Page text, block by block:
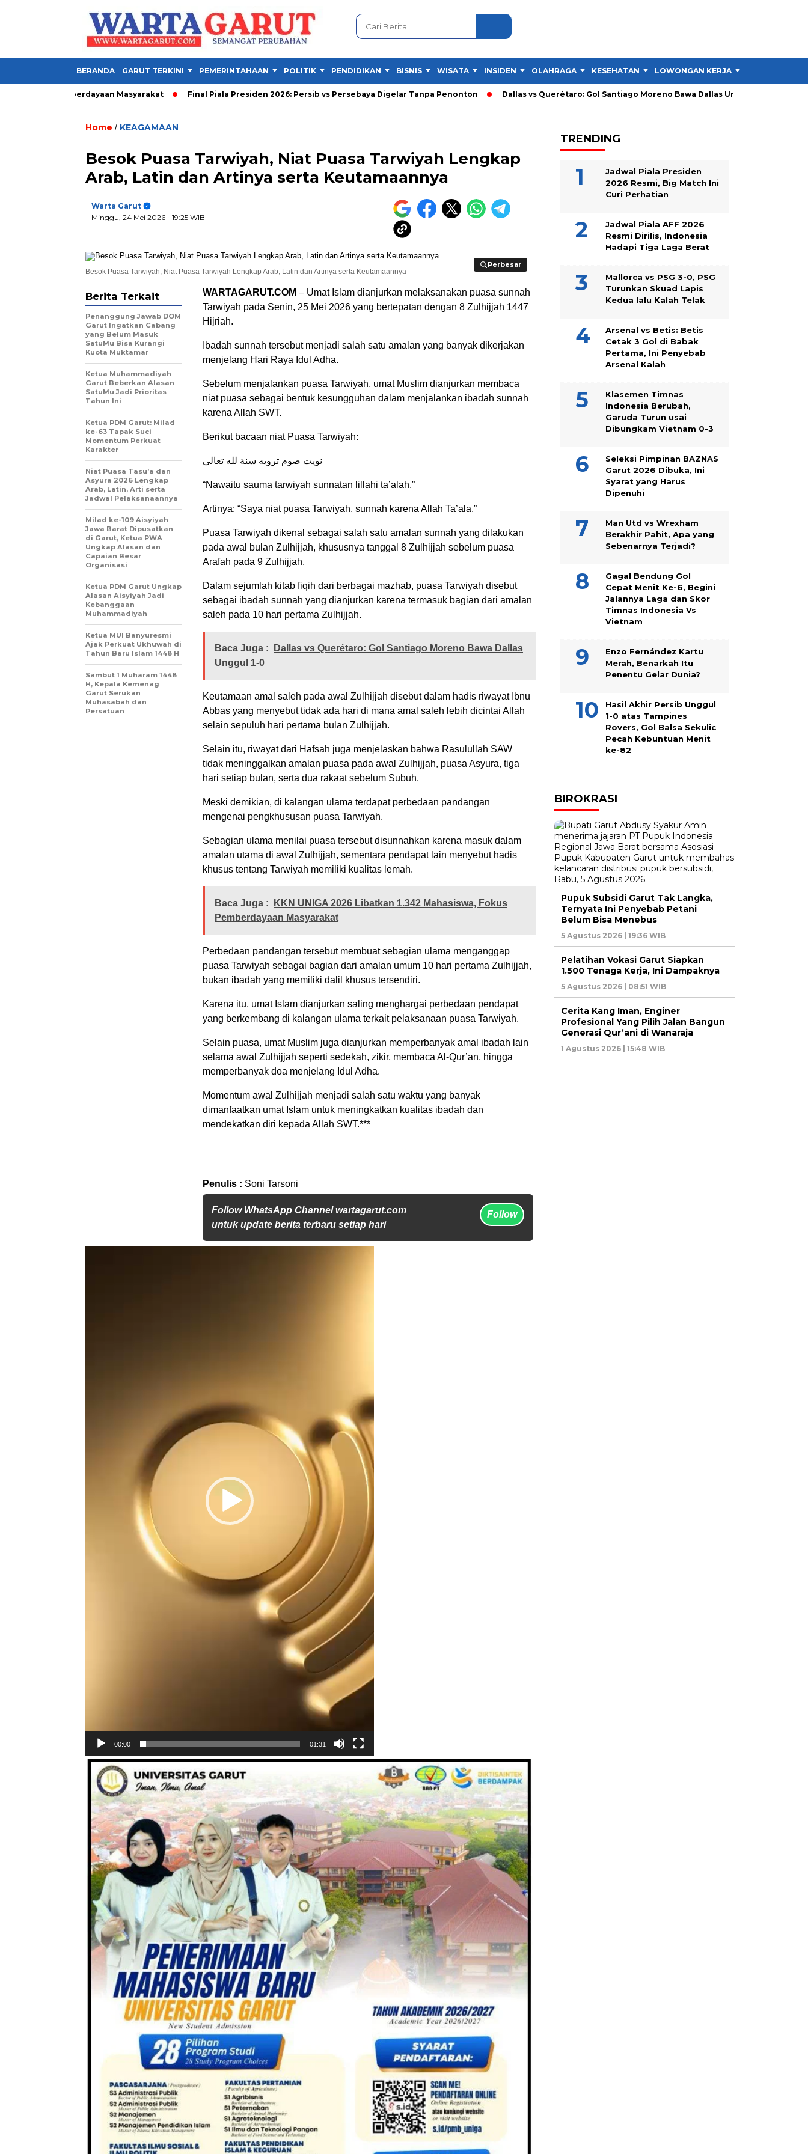
BERANDA GARUT TERKINI PEMERINTAHAAN POLITIK PENDIDIKAN BISNIS WISATA INSIDEN OLAHRAGA KESEHATAN LOWONGAN KERJA
Pemberdayaan Masyarakat Final Piala Presiden 2026: Persib vs Persebaya Digelar Tanpa Penonton Dallas vs Querétaro: Gol Santiago Moreno Bawa Dallas Unggul 1-0
Home / KEAGAMAAN
Besok Puasa Tarwiyah, Niat Puasa Tarwiyah Lengkap
Arab, Latin dan Artinya serta Keutamaannya
Warta Garut
Minggu, 24 Mei 2026 - 19:25 WIB
Perbesar
Perbesar
Besok Puasa Tarwiyah, Niat Puasa Tarwiyah Lengkap Arab, Latin dan Artinya serta Keutamaannya
WARTAGARUT.COM – Umat Islam dianjurkan melaksanakan puasa sunnah
Tarwiyah pada Senin, 25 Mei 2026 yang bertepatan dengan 8 Zulhijjah 1447
Hijriah.
Ibadah sunnah tersebut menjadi salah satu amalan yang banyak dikerjakan
menjelang Hari Raya Idul Adha.
Sebelum menjalankan puasa Tarwiyah, umat Muslim dianjurkan membaca
niat puasa sebagai bentuk kesungguhan dalam menjalankan ibadah sunnah
karena Allah SWT.
Berikut bacaan niat Puasa Tarwiyah:
نويت صوم ترويه سنة لله تعالى
“Nawaitu sauma tarwiyah sunnatan lillahi ta’alah.”
Artinya: “Saya niat puasa Tarwiyah, sunnah karena Allah Ta’ala.”
Puasa Tarwiyah dikenal sebagai salah satu amalan sunnah yang dilakukan
pada awal bulan Zulhijjah, khususnya tanggal 8 Zulhijjah sebelum puasa
Arafah pada 9 Zulhijjah.
Dalam sejumlah kitab fiqih dari berbagai mazhab, puasa Tarwiyah disebut
sebagai ibadah sunnah yang dianjurkan karena termasuk bagian dari amalan
saleh pada 10 hari pertama Zulhijjah.
Baca Juga :
Dallas vs Querétaro: Gol Santiago Moreno Bawa Dallas
Unggul 1-0
Keutamaan amal saleh pada awal Zulhijjah disebut dalam hadis riwayat Ibnu
Abbas yang menyebut tidak ada hari di mana amal saleh lebih dicintai Allah
selain sepuluh hari pertama bulan Zulhijjah.
Selain itu, riwayat dari Hafsah juga menjelaskan bahwa Rasulullah SAW
tidak meninggalkan amalan puasa pada awal Zulhijjah, puasa Asyura, tiga
hari setiap bulan, serta dua rakaat sebelum Subuh.
Meski demikian, di kalangan ulama terdapat perbedaan pandangan
mengenai pengkhususan puasa Tarwiyah.
Sebagian ulama menilai puasa tersebut disunnahkan karena masuk dalam
amalan utama di awal Zulhijjah, sementara pendapat lain menyebut hadis
khusus tentang Tarwiyah memiliki kualitas lemah.
Baca Juga :
KKN UNIGA 2026 Libatkan 1.342 Mahasiswa, Fokus
Pemberdayaan Masyarakat
Perbedaan pandangan tersebut membuat sebagian ulama menganggap
puasa Tarwiyah sebagai bagian dari amalan umum 10 hari pertama Zulhijjah,
bukan ibadah yang memiliki dalil khusus tersendiri.
Karena itu, umat Islam dianjurkan saling menghargai perbedaan pendapat
yang berkembang di kalangan ulama terkait pelaksanaan puasa Tarwiyah.
Selain puasa, umat Muslim juga dianjurkan memperbanyak amal ibadah lain
selama awal Zulhijjah seperti sedekah, zikir, membaca Al-Qur’an, hingga
memperbanyak doa menjelang Idul Adha.
Momentum awal Zulhijjah menjadi salah satu waktu yang banyak
dimanfaatkan umat Islam untuk meningkatkan kualitas ibadah dan
mendekatkan diri kepada Allah SWT.***
Penulis : Soni Tarsoni
Follow WhatsApp Channel wartagarut.com
untuk update berita terbaru setiap hari
Follow
Berita Terkait
Penanggung Jawab DOM
Garut Ingatkan Cabang
yang Belum Masuk
SatuMu Bisa Kurangi
Kuota Muktamar
Ketua Muhammadiyah
Garut Beberkan Alasan
SatuMu Jadi Prioritas
Tahun Ini
Ketua PDM Garut: Milad
ke-63 Tapak Suci
Momentum Perkuat
Karakter
Niat Puasa Tasu’a dan
Asyura 2026 Lengkap
Arab, Latin, Arti serta
Jadwal Pelaksanaannya
Milad ke-109 Aisyiyah
Jawa Barat Dipusatkan
di Garut, Ketua PWA
Ungkap Alasan dan
Capaian Besar
Organisasi
Ketua PDM Garut Ungkap
Alasan Aisyiyah Jadi
Kebanggaan
Muhammadiyah
Ketua MUI Banyuresmi
Ajak Perkuat Ukhuwah di
Tahun Baru Islam 1448 H
Sambut 1 Muharam 1448
H, Kepala Kemenag
Garut Serukan
Muhasabah dan
Persatuan
00:00 01:31
TRENDING
Jadwal Piala Presiden
2026 Resmi, Big Match Ini
Curi Perhatian
Jadwal Piala AFF 2026
Resmi Dirilis, Indonesia
Hadapi Tiga Laga Berat
Mallorca vs PSG 3-0, PSG
Turunkan Skuad Lapis
Kedua lalu Kalah Telak
Arsenal vs Betis: Betis
Cetak 3 Gol di Babak
Pertama, Ini Penyebab
Arsenal Kalah
Klasemen Timnas
Indonesia Berubah,
Garuda Turun usai
Dibungkam Vietnam 0-3
Seleksi Pimpinan BAZNAS
Garut 2026 Dibuka, Ini
Syarat yang Harus
Dipenuhi
Man Utd vs Wrexham
Berakhir Pahit, Apa yang
Sebenarnya Terjadi?
Gagal Bendung Gol
Cepat Menit Ke-6, Begini
Jalannya Laga dan Skor
Timnas Indonesia Vs
Vietnam
Enzo Fernández Kartu
Merah, Benarkah Itu
Penentu Gelar Dunia?
Hasil Akhir Persib Unggul
1-0 atas Tampines
Rovers, Gol Balsa Sekulic
Pecah Kebuntuan Menit
ke-82
BIROKRASI
Pupuk Subsidi Garut Tak Langka,
Ternyata Ini Penyebab Petani
Belum Bisa Menebus
5 Agustus 2026 | 19:36 WIB
Pelatihan Vokasi Garut Siapkan
1.500 Tenaga Kerja, Ini Dampaknya
5 Agustus 2026 | 08:51 WIB
Cerita Kang Iman, Enginer
Profesional Yang Pilih Jalan Bangun
Generasi Qur’ani di Wanaraja
1 Agustus 2026 | 15:48 WIB